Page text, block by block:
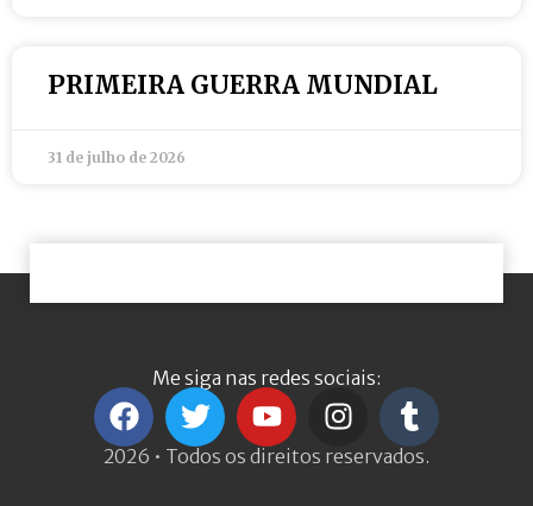
PRIMEIRA GUERRA MUNDIAL
31 de julho de 2026
Me siga nas redes sociais:
2026 • Todos os direitos reservados.